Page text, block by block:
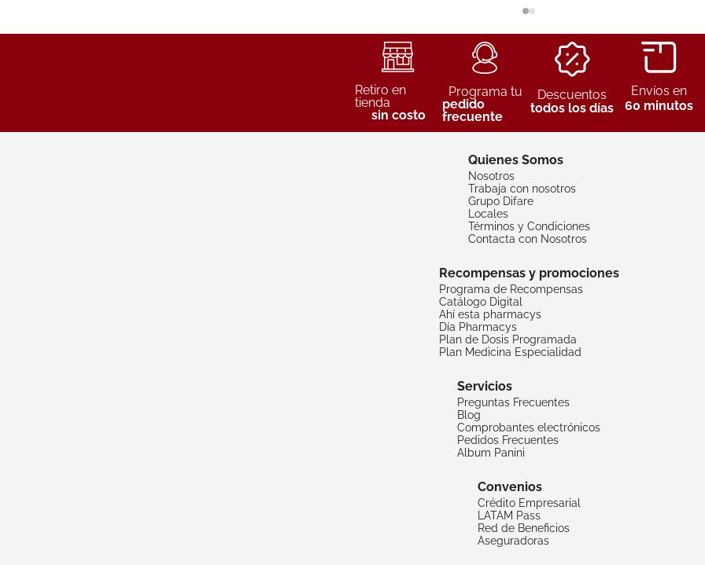
Retiro en
tienda
sin costo
Programa tu
pedido
frecuente
Descuentos
todos los días
Envíos en
60 minutos
Quienes Somos
Nosotros
Trabaja con nosotros
Grupo Difare
Locales
Términos y Condiciones
Contacta con Nosotros
Recompensas y promociones
Programa de Recompensas
Catálogo Digital
Ahí esta pharmacys
Día Pharmacys
Plan de Dosis Programada
Plan Medicina Especialidad
Servicios
Preguntas Frecuentes
Blog
Comprobantes electrónicos
Pedidos Frecuentes
Album Panini
Convenios
Crédito Empresarial
LATAM Pass
Red de Beneficios
Aseguradoras